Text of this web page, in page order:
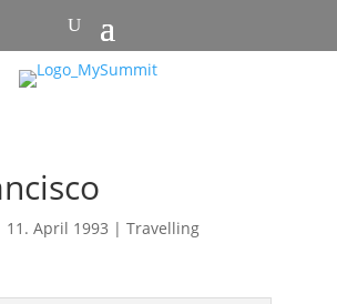
11. April 1993 | Travelling